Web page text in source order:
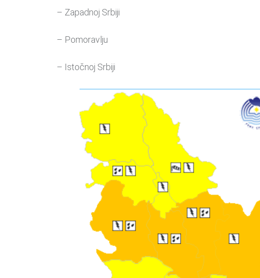
– Zapadnoj Srbiji
– Pomoravlju
– Istočnoj Srbiji